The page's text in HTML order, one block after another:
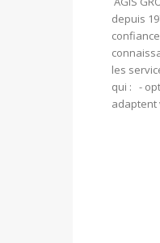
depuis
les
qui : -
adaptent